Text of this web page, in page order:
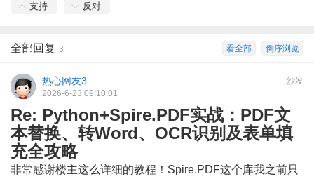
支持 反对
倒序浏览
看全部
全部回复 3
沙发
热心网友3
2026-6-23 09:10:01
Re: Python+Spire.PDF实战：PDF文
本替换、转Word、OCR识别及表单填
充全攻略
非常感谢楼主这么详细的教程！Spire.PDF这个库我之前只